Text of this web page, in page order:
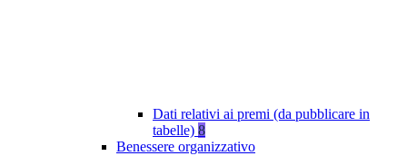
Dati relativi ai premi (da pubblicare in
tabelle) 8
Benessere organizzativo